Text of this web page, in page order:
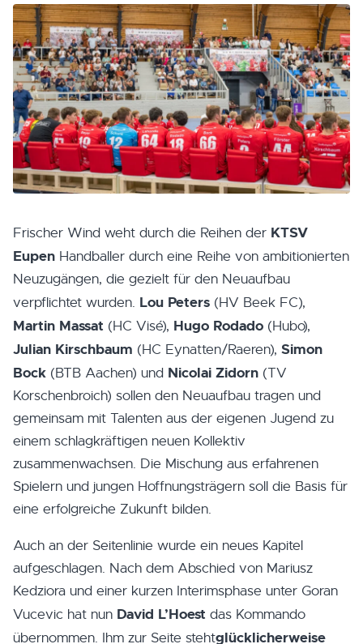
Frischer Wind weht durch die Reihen der KTSV
Eupen Handballer durch eine Reihe von ambitionierten
Neuzugängen, die gezielt für den Neuaufbau
verpflichtet wurden. Lou Peters (HV Beek FC),
Martin Massat (HC Visé), Hugo Rodado (Hubo),
Julian Kirschbaum (HC Eynatten/Raeren), Simon
Bock (BTB Aachen) und Nicolai Zidorn (TV
Korschenbroich) sollen den Neuaufbau tragen und
gemeinsam mit Talenten aus der eigenen Jugend zu
einem schlagkräftigen neuen Kollektiv
zusammenwachsen. Die Mischung aus erfahrenen
Spielern und jungen Hoffnungsträgern soll die Basis für
eine erfolgreiche Zukunft bilden.
Auch an der Seitenlinie wurde ein neues Kapitel
aufgeschlagen. Nach dem Abschied von Mariusz
Kedziora und einer kurzen Interimsphase unter Goran
Vucevic hat nun David L’Hoest das Kommando
übernommen. Ihm zur Seite stehtglücklicherweise